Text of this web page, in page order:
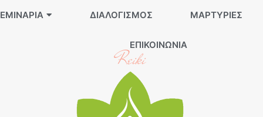
ΔΙΑΛΟΓΙΣΜΌΣ ΜΑΡΤΥΡΊΕΣ
ΕΠΙΚΟΙΝΩΝΊΑ
Reiki